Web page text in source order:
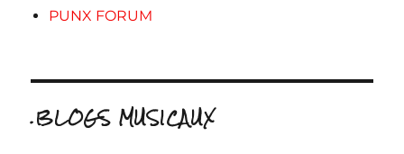
PUNX FORUM
.BLOGS MUSICAUX